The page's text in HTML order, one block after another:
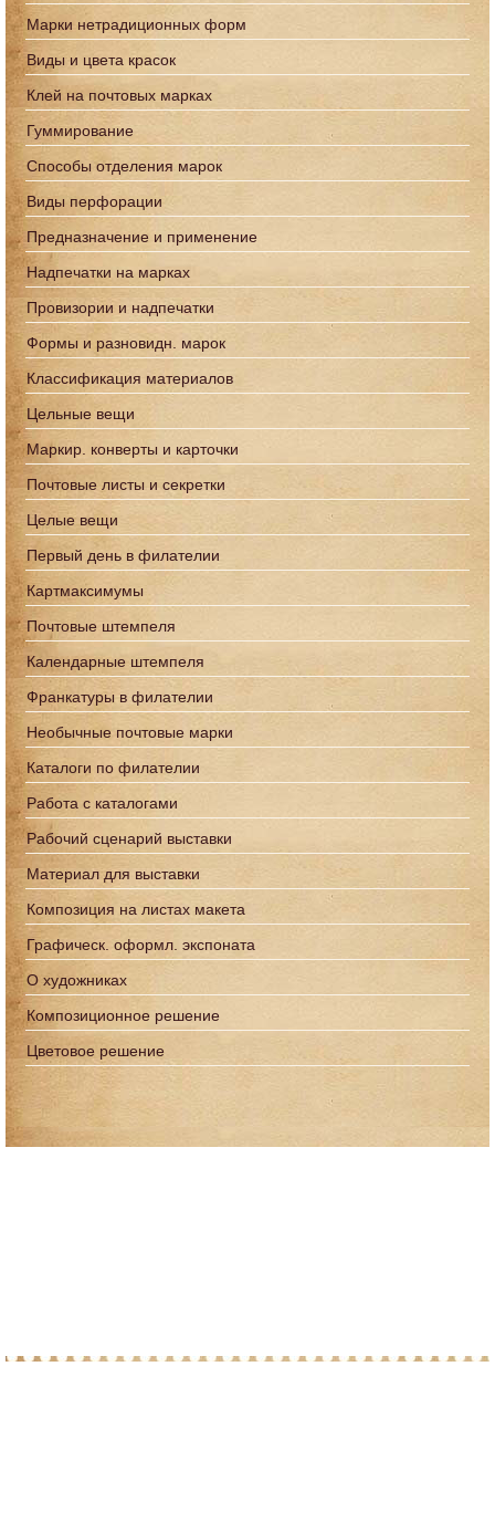
Марки нетрадиционных форм
Виды и цвета красок
Клей на почтовых марках
Гуммирование
Способы отделения марок
Виды перфорации
Предназначение и применение
Надпечатки на марках
Провизории и надпечатки
Формы и разновидн. марок
Классификация материалов
Цельные вещи
Маркир. конверты и карточки
Почтовые листы и секретки
Целые вещи
Первый день в филателии
Картмаксимумы
Почтовые штемпеля
Календарные штемпеля
Франкатуры в филателии
Необычные почтовые марки
Каталоги по филателии
Работа с каталогами
Рабочий сценарий выставки
Материал для выставки
Композиция на листах макета
Графическ. оформл. экспоната
О художниках
Композиционное решение
Цветовое решение